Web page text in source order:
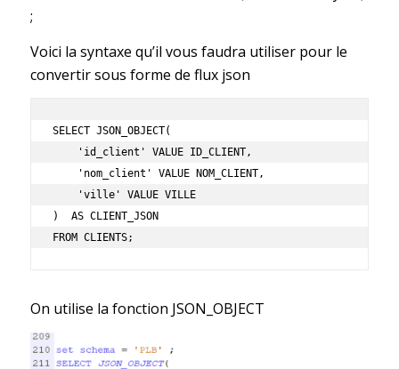
;
Voici la syntaxe qu’il vous faudra utiliser pour le
convertir sous forme de flux json
SELECT JSON_OBJECT(
)  AS CLIENT_JSON
FROM CLIENTS;
On utilise la fonction JSON_OBJECT